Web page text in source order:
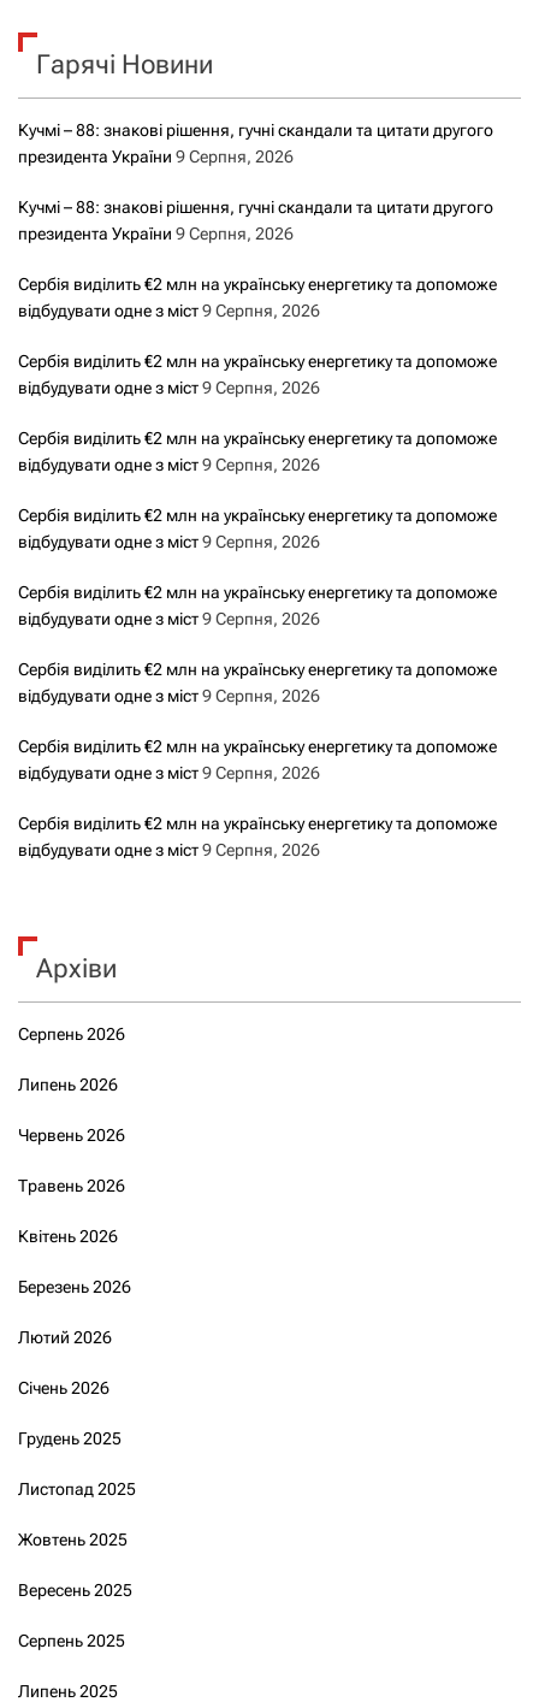
к
Гарячі Новини
Кучмі – 88: знакові рішення, гучні скандали та цитати другого
президента України 9 Серпня, 2026
Кучмі – 88: знакові рішення, гучні скандали та цитати другого
президента України 9 Серпня, 2026
Сербія виділить €2 млн на українську енергетику та допоможе
відбудувати одне з міст9 Серпня, 2026
Сербія виділить €2 млн на українську енергетику та допоможе
відбудувати одне з міст9 Серпня, 2026
Сербія виділить €2 млн на українську енергетику та допоможе
відбудувати одне з міст9 Серпня, 2026
Сербія виділить €2 млн на українську енергетику та допоможе
відбудувати одне з міст9 Серпня, 2026
Сербія виділить €2 млн на українську енергетику та допоможе
відбудувати одне з міст9 Серпня, 2026
Сербія виділить €2 млн на українську енергетику та допоможе
відбудувати одне з міст9 Серпня, 2026
Сербія виділить €2 млн на українську енергетику та допоможе
відбудувати одне з міст9 Серпня, 2026
Сербія виділить €2 млн на українську енергетику та допоможе
відбудувати одне з міст9 Серпня, 2026
Архіви
Серпень 2026
Липень 2026
Червень 2026
Травень 2026
Квітень 2026
Березень 2026
Лютий 2026
Січень 2026
Грудень 2025
Листопад 2025
Жовтень 2025
Вересень 2025
Серпень 2025
Липень 2025